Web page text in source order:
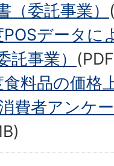
（委託事業）
データに
託事業）
料品の価格
費者アンケ